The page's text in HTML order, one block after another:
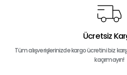
Ücretsiz
Tüm alışverişlerinizde kargo ücretini biz
kaçırmayın!